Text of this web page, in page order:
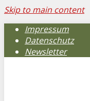
Skip to main content
Impressum
Datenschutz
Newsletter